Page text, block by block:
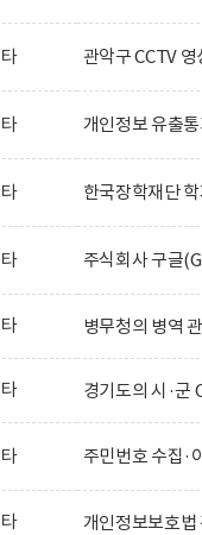
관악구 CCTV
개인정보 유출
한국장학재단
주식회사 구글
병무청의 병역
경기도의 시·군
주민번호 수집·
개인정보보호법